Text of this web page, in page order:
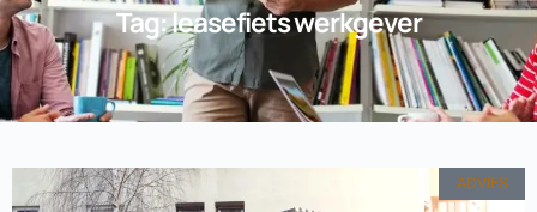
Tag: leasefiets werkgever
ADVIES